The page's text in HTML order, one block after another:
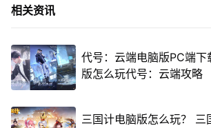
相关资讯
代号：云端电脑版PC端下
版怎么玩代号：云端攻略
三国计电脑版怎么玩？